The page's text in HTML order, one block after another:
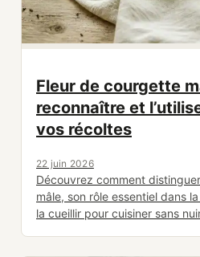
Fleur de courgette
reconnaître et
vos récoltes
22 juin 2026
Découvrez comment
mâle, son rôle essentiel dans
la cueillir pour cuisiner sans